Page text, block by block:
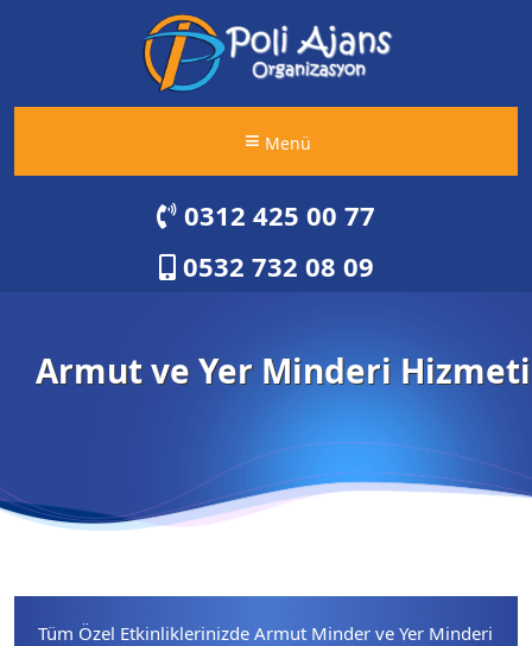
Menü
0312 425 00 77
0532 732 08 09
Armut ve Yer Minderi Hizmeti
Tüm Özel Etkinliklerinizde Armut Minder ve Yer Minderi